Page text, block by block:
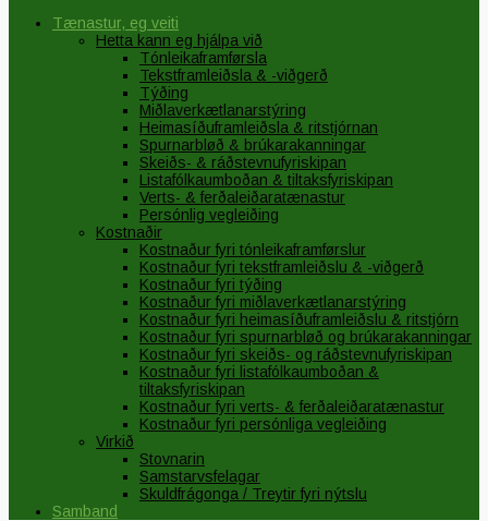
Tænastur, eg veiti
Hetta kann eg hjálpa við
Tónleikaframførsla
Tekstframleiðsla & -viðgerð
Týðing
Miðlaverkætlanarstýring
Heimasíðuframleiðsla & ritstjórnan
Spurnarbløð & brúkarakanningar
Skeiðs- & ráðstevnufyriskipan
Listafólkaumboðan & tiltaksfyriskipan
Verts- & ferðaleiðaratænastur
Persónlig vegleiðing
Kostnaðir
Kostnaður fyri tónleikaframførslur
Kostnaður fyri tekstframleiðslu & -viðgerð
Kostnaður fyri týðing
Kostnaður fyri miðlaverkætlanarstýring
Kostnaður fyri heimasíðuframleiðslu & ritstjórn
Kostnaður fyri spurnarbløð og brúkarakanningar
Kostnaður fyri skeiðs- og ráðstevnufyriskipan
Kostnaður fyri listafólkaumboðan &
tiltaksfyriskipan
Kostnaður fyri verts- & ferðaleiðaratænastur
Kostnaður fyri persónliga vegleiðing
Virkið
Stovnarin
Samstarvsfelagar
Skuldfrágonga / Treytir fyri nýtslu
Samband